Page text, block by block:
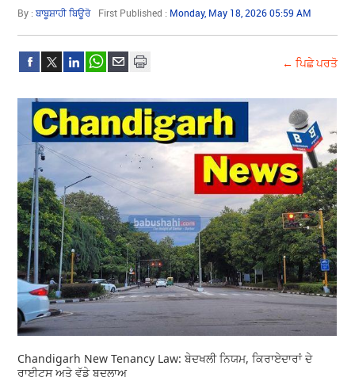
By :ਬਾਬੂਸ਼ਾਹੀ ਬਿਊਰੋ First Published : Monday, May 18, 2026 05:59 AM
← ਪਿਛੇ ਪਰਤੋ
Chandigarh New Tenancy Law: ਬੇਦਖਲੀ ਨਿਯਮ, ਕਿਰਾਏਦਾਰਾਂ ਦੇ
ਰਾਈਟਸ ਅਤੇ ਵੱਡੇ ਬਦਲਾਅ